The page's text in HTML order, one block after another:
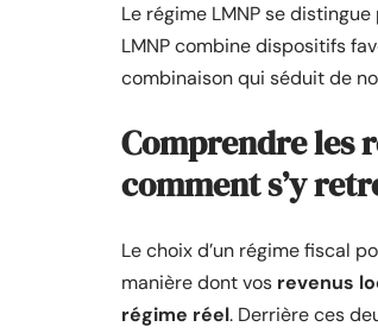
Le régime LMNP se
LMNP combine dispositifs
combinaison qui séduit de
Comprendre les
comment s’y
Le choix d’un régime fiscal
manière dont vos revenus
régime réel. Derrière ces